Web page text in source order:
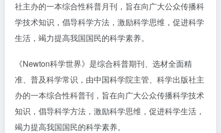
社主办的一本综合性科普月刊，旨在向广大公众传播科
学技术知识，倡导科学方法，激励科学思维，促进科学
生活，竭力提高我国国民的科学素养。
《Newton科学世界》是综合科普期刊、选材全面精
准、普及科学常识，由中国科学院主管、科学出版社主
办的一本综合性科普刊，旨在向广大公众传播科学技术
知识，倡导科学方法，激励科学思维，促进科学生活，
竭力提高我国国民的科学素养。